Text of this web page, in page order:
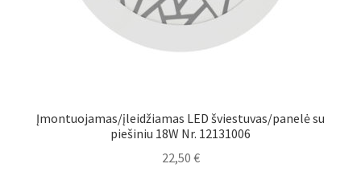
Įmontuojamas/įleidžiamas LED šviestuvas/panelė su
piešiniu 18W Nr. 12131006
22,50 €